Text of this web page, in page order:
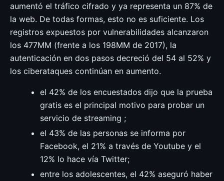
aumentó el tráfico cifrado y ya representa un 87% de
la web. De todas formas, esto no es suficiente. Los
registros expuestos por vulnerabilidades alcanzaron
los 477MM (frente a los 198MM de 2017), la
autenticación en dos pasos decreció del 54 al 52% y
los ciberataques continúan en aumento.
el 42% de los encuestados dijo que la prueba
gratis es el principal motivo para probar un
servicio de streaming ;
el 43% de las personas se informa por
Facebook, el 21% a través de Youtube y el
12% lo hace vía Twitter;
entre los adolescentes, el 42% aseguró haber